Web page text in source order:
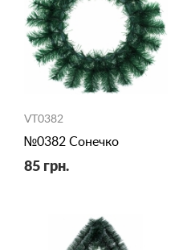
VT0382
№0382 Сонечко
85 грн.